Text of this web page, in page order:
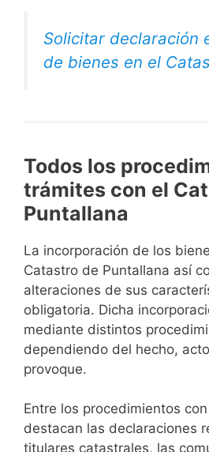
Solicitar declaración
de bienes en el
Todos los
trámites con el
Puntallana
La incorporación de los
Catastro de Puntallana así
alteraciones de sus
obligatoria. Dicha
mediante distintos
dependiendo del hecho,
provoque.
Entre los procedimientos
destacan las declaraciones
titulares catastrales, las